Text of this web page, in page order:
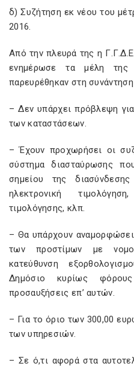
δ) Συζήτηση εκ νέου του
2016.
Από την πλευρά της η
ενημέρωσε τα μέλη της
παρευρέθηκαν στη
– Δεν υπάρχει πρόβλεψη
των καταστάσεων.
– Έχουν προχωρήσει οι
σύστημα διασταύρωσης
σημείου της
ηλεκτρονική
τιμολόγησης, κλπ.
– Θα υπάρχουν
των προστίμων με
κατεύθυνση
Δημόσιο κυρίως
προσαυξήσεις επ’ αυτών.
– Για το όριο των 300,00
των υπηρεσιών.
– Σε ό,τι αφορά στα